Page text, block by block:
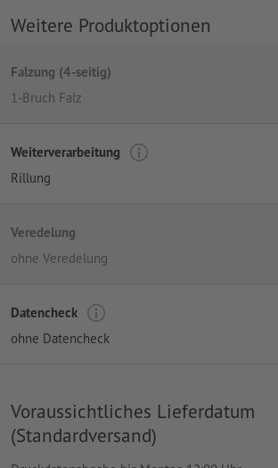
Weitere Produktoptionen
Falzung (4-seitig)
1-Bruch Falz
Weiterverarbeitung
Rillung
Veredelung
ohne Veredelung
Datencheck
ohne Datencheck
Voraussichtliches Lieferdatum
(Standardversand)